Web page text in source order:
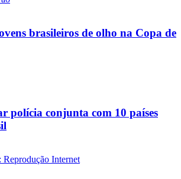
brasileiros de olho na Copa de
polícia conjunta com 10 países